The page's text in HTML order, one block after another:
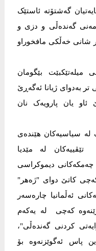
گەشتۆتە ئاستێک
گەندەڵی و دزی و
شانی خەڵکی مافخوراو
بێگومان
بەدوای ژیانا ئەگەڕێ
ئاو یان پارویەک نان
سیاسیەکان هێندەی
لە مێدیا
چەمکەکانی دیموکراسی
کاتێ دوای "ژەهر"
ئەڵمانیا چارەسەر
کەچی لە یەکەم
کردنی گەندەڵی"،
پاس ئەگوێزنەوە بۆ